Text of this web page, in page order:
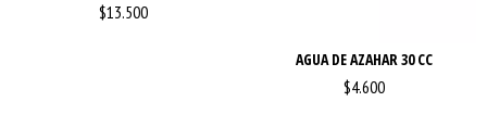
$13.500
AGUA DE AZAHAR 30 CC
$4.600